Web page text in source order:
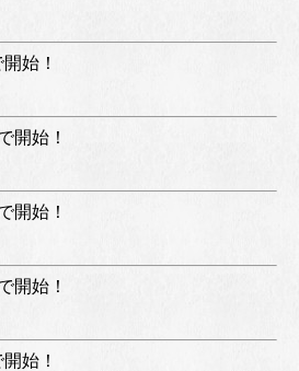
始！
開始！
開始！
開始！
始！